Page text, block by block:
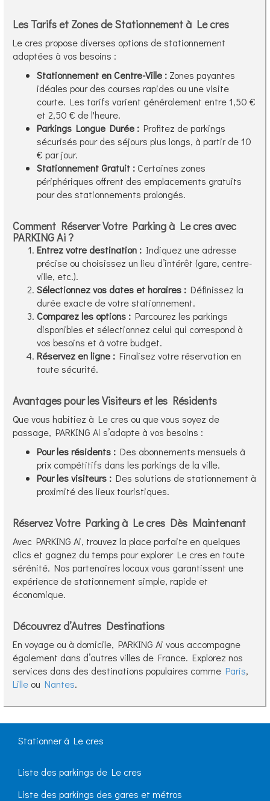
Les Tarifs et Zones de Stationnement à Le cres
Le cres propose diverses options de stationnement
adaptées à vos besoins :
Stationnement en Centre-Ville : Zones payantes
idéales pour des courses rapides ou une visite
courte. Les tarifs varient généralement entre 1,50 €
et 2,50 € de l'heure.
Parkings Longue Durée : Profitez de parkings
sécurisés pour des séjours plus longs, à partir de 10
€ par jour.
Stationnement Gratuit :Certaines zones
périphériques offrent des emplacements gratuits
pour des stationnements prolongés.
Comment Réserver Votre Parking à Le cres avec
PARKING Ai ?
Entrez votre destination : Indiquez une adresse
précise ou choisissez un lieu d’intérêt (gare, centre-
ville, etc.).
Sélectionnez vos dates et horaires : Définissez la
durée exacte de votre stationnement.
Comparez les options : Parcourez les parkings
disponibles et sélectionnez celui qui correspond à
vos besoins et à votre budget.
Réservez en ligne : Finalisez votre réservation en
toute sécurité.
Avantages pour les Visiteurs et les Résidents
Que vous habitiez à Le cres ou que vous soyez de
passage, PARKING Ai s’adapte à vos besoins :
Pour les résidents : Des abonnements mensuels à
prix compétitifs dans les parkings de la ville.
Pour les visiteurs : Des solutions de stationnement à
proximité des lieux touristiques.
Réservez Votre Parking à Le cres Dès Maintenant
Avec PARKING Ai, trouvez la place parfaite en quelques
clics et gagnez du temps pour explorer Le cres en toute
sérénité. Nos partenaires locaux vous garantissent une
expérience de stationnement simple, rapide et
économique.
Découvrez d’Autres Destinations
En voyage ou à domicile, PARKING Ai vous accompagne
également dans d’autres villes de France. Explorez nos
services dans des destinations populaires comme Paris,
Lille ou Nantes.
Stationner à Le cres
Liste des parkings de Le cres
Liste des parkings des gares et métros